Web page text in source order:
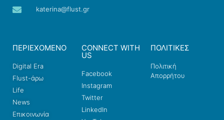
katerina@flust.gr
ΠΕΡΙΕΧΟΜΕΝΟ
Digital Era
Flust-άρω
Life
News
Επικοινωνία
CONNECT WITH
US
Facebook
Instagram
Twitter
LinkedIn
ΠΟΛΙΤΙΚΕΣ
Πολιτική
Απορρήτου